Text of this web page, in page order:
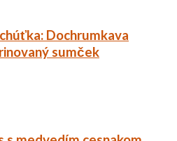
Dochrumkava
sumček